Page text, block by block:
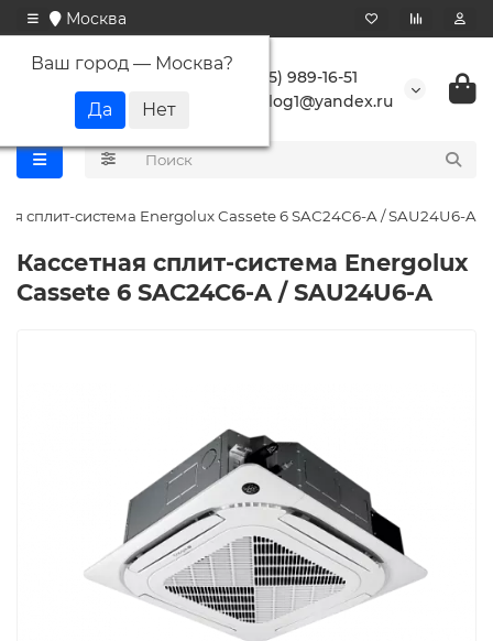
Москва
Ваш город — Москва?
+7 (495) 989-16-51
buranlog1@yandex.ru
сплит-система Energolux Cassete 6 SAС24С6-A / SAU24U6-A
Кассетная сплит-система Energolux
Cassete 6 SAС24С6-A / SAU24U6-A